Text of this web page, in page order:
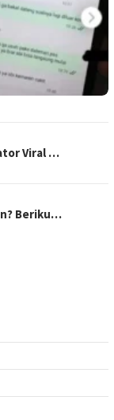
Viral …
Beriku…